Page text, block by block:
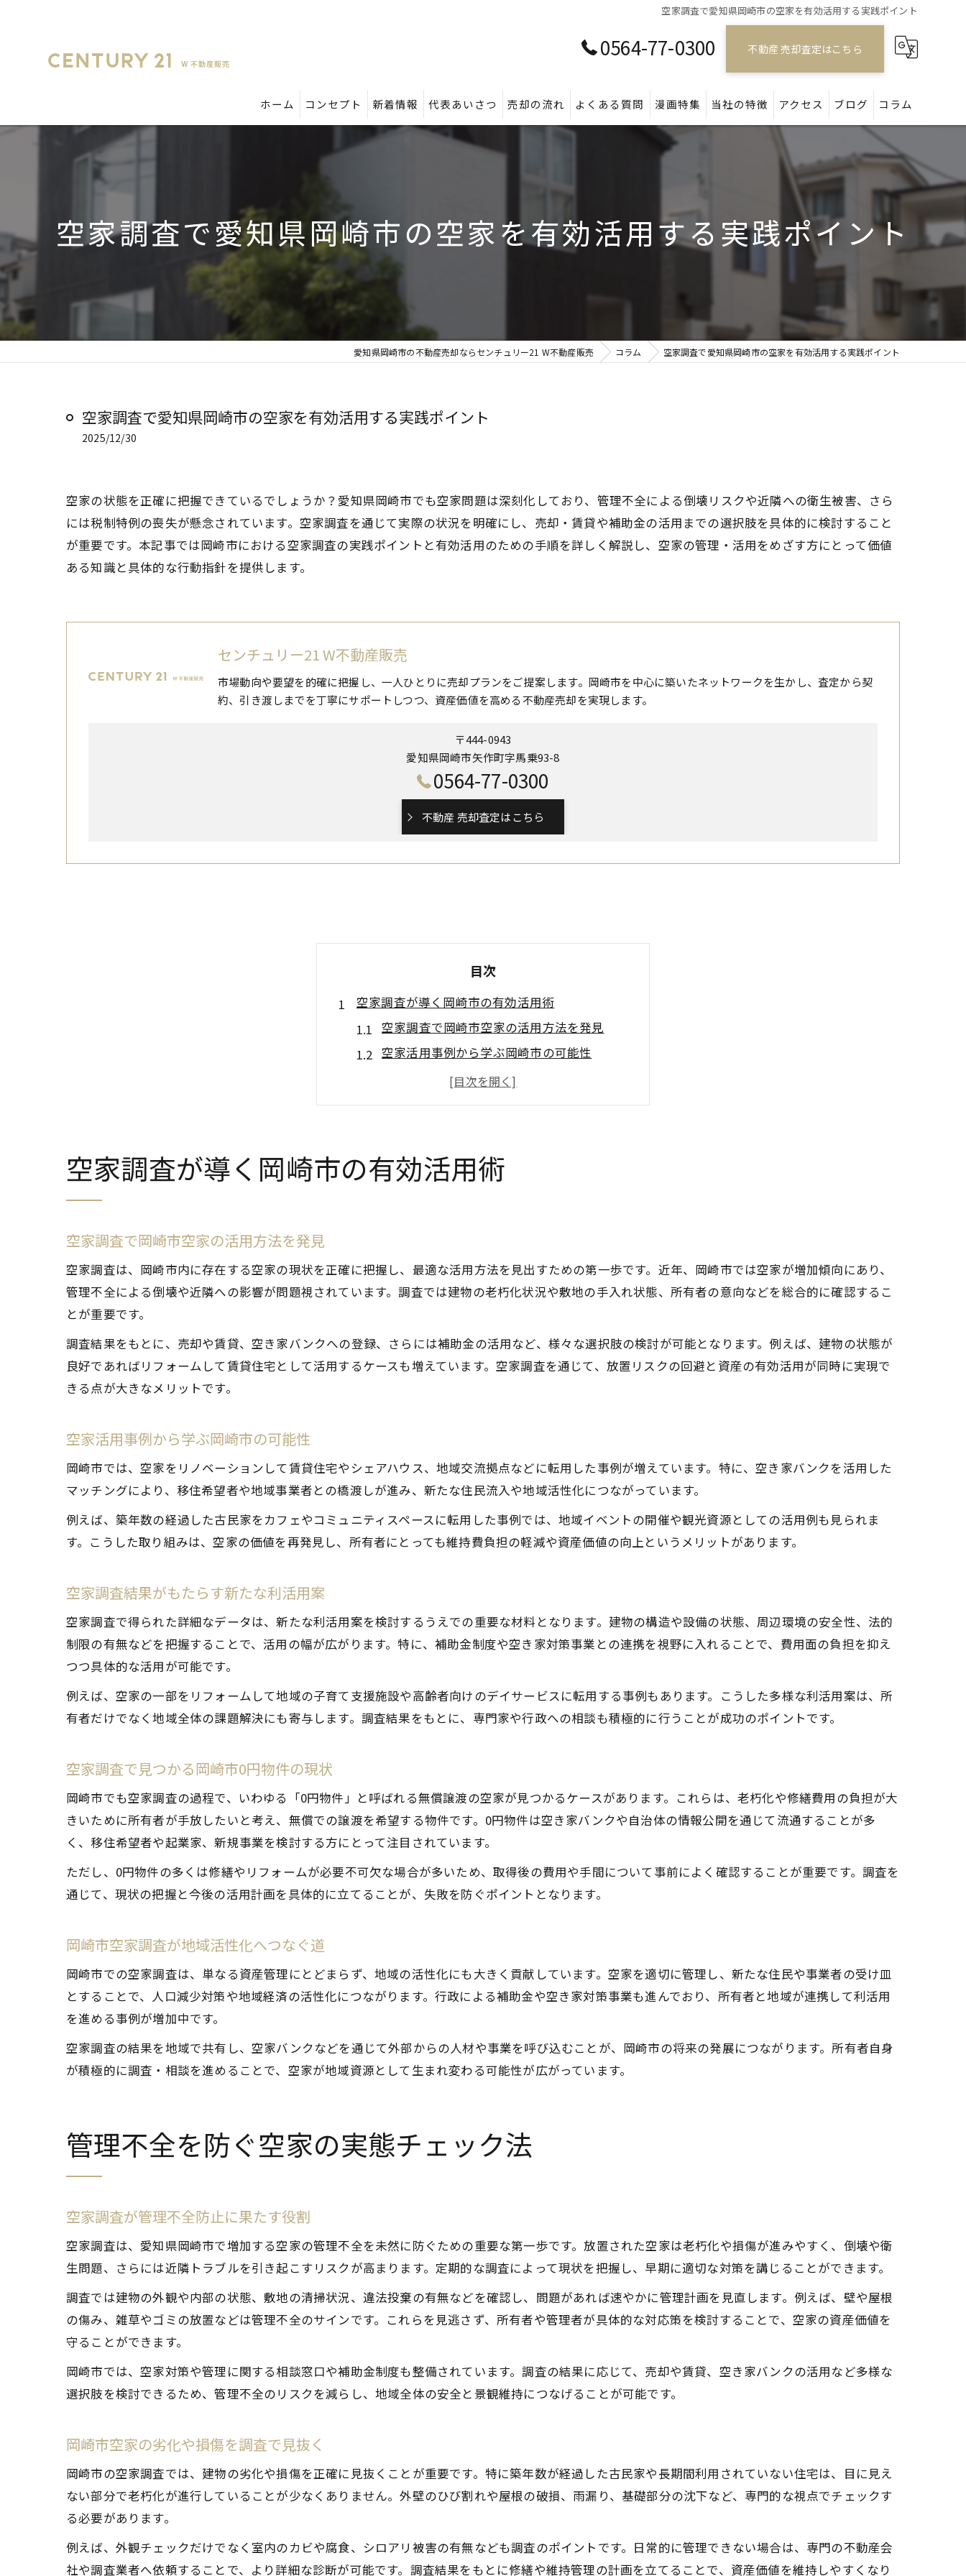
空家調査で愛知県岡崎市の空家を有効活用する実践ポイント
0564-77-0300 不動産 売却査定はこちら
ホーム コンセプト 新着情報 代表あいさつ 売却の流れ よくある質問 漫画特集 当社の特徴
アパート
アクセス ブログ コラム
空家調査で愛知県岡崎市の空家を有効活用する実践ポイント
愛知県岡崎市の不動産売却ならセンチュリー21 W不動産販売 コラム 空家調査で愛知県岡崎市の空家を有効活用する実践ポイント
空家調査で愛知県岡崎市の空家を有効活用する実践ポイント
2025/12/30
空家の状態を正確に把握できているでしょうか？愛知県岡崎市でも空家問題は深刻化しており、管理不全による倒壊リスクや近隣への衛生被害、さら
には税制特例の喪失が懸念されています。空家調査を通じて実際の状況を明確にし、売却・賃貸や補助金の活用までの選択肢を具体的に検討すること
が重要です。本記事では岡崎市における空家調査の実践ポイントと有効活用のための手順を詳しく解説し、空家の管理・活用をめざす方にとって価値
ある知識と具体的な行動指針を提供します。
センチュリー21 W不動産販売
市場動向や要望を的確に把握し、一人ひとりに売却プランをご提案します。岡崎市を中心に築いたネットワークを生かし、査定から契
約、引き渡しまでを丁寧にサポートしつつ、資産価値を高める不動産売却を実現します。
〒444-0943
愛知県岡崎市矢作町字馬乗93-8
0564-77-0300
不動産 売却査定はこちら
目次
空家調査が導く岡崎市の有効活用術
空家調査で岡崎市空家の活用方法を発見
空家活用事例から学ぶ岡崎市の可能性
空家調査結果がもたらす新たな利活用案
空家調査で見つかる岡崎市0円物件の現状
管理不全を防ぐ空家の実態チェック法
空家調査が管理不全防止に果たす役割
空家調査で特定空家指定を回避する方法
補助金も視野に入れた岡崎市空家対策
岡崎市空家補助金の申請に役立つ調査法
空家調査で相続空家の名義確認を徹底
名義変更前の空家調査がもたらす安心感
古民家空家調査で発見する再生の魅力
岡崎市古民家物件の空家調査活用法
古民家空家を活かすための調査ポイント
岡崎市空家調査で賃貸や売却の道を探る
空家調査をもとに活用プランを具体化
空家調査の専門家活用で失敗を防ぐ
空家調査が導く岡崎市の有効活用術
空家調査で岡崎市空家の活用方法を発見
空家調査は、岡崎市内に存在する空家の現状を正確に把握し、最適な活用方法を見出すための第一歩です。近年、岡崎市では空家が増加傾向にあり、
管理不全による倒壊や近隣への影響が問題視されています。調査では建物の老朽化状況や敷地の手入れ状態、所有者の意向などを総合的に確認するこ
とが重要です。
調査結果をもとに、売却や賃貸、空き家バンクへの登録、さらには補助金の活用など、様々な選択肢の検討が可能となります。例えば、建物の状態が
良好であればリフォームして賃貸住宅として活用するケースも増えています。空家調査を通じて、放置リスクの回避と資産の有効活用が同時に実現で
きる点が大きなメリットです。
空家活用事例から学ぶ岡崎市の可能性
岡崎市では、空家をリノベーションして賃貸住宅やシェアハウス、地域交流拠点などに転用した事例が増えています。特に、空き家バンクを活用した
マッチングにより、移住希望者や地域事業者との橋渡しが進み、新たな住民流入や地域活性化につながっています。
例えば、築年数の経過した古民家をカフェやコミュニティスペースに転用した事例では、地域イベントの開催や観光資源としての活用例も見られま
す。こうした取り組みは、空家の価値を再発見し、所有者にとっても維持費負担の軽減や資産価値の向上というメリットがあります。
空家調査結果がもたらす新たな利活用案
空家調査で得られた詳細なデータは、新たな利活用案を検討するうえでの重要な材料となります。建物の構造や設備の状態、周辺環境の安全性、法的
制限の有無などを把握することで、活用の幅が広がります。特に、補助金制度や空き家対策事業との連携を視野に入れることで、費用面の負担を抑え
つつ具体的な活用が可能です。
例えば、空家の一部をリフォームして地域の子育て支援施設や高齢者向けのデイサービスに転用する事例もあります。こうした多様な利活用案は、所
有者だけでなく地域全体の課題解決にも寄与します。調査結果をもとに、専門家や行政への相談も積極的に行うことが成功のポイントです。
空家調査で見つかる岡崎市0円物件の現状
岡崎市でも空家調査の過程で、いわゆる「0円物件」と呼ばれる無償譲渡の空家が見つかるケースがあります。これらは、老朽化や修繕費用の負担が大
きいために所有者が手放したいと考え、無償での譲渡を希望する物件です。0円物件は空き家バンクや自治体の情報公開を通じて流通することが多
く、移住希望者や起業家、新規事業を検討する方にとって注目されています。
ただし、0円物件の多くは修繕やリフォームが必要不可欠な場合が多いため、取得後の費用や手間について事前によく確認することが重要です。調査を
通じて、現状の把握と今後の活用計画を具体的に立てることが、失敗を防ぐポイントとなります。
岡崎市空家調査が地域活性化へつなぐ道
岡崎市での空家調査は、単なる資産管理にとどまらず、地域の活性化にも大きく貢献しています。空家を適切に管理し、新たな住民や事業者の受け皿
とすることで、人口減少対策や地域経済の活性化につながります。行政による補助金や空き家対策事業も進んでおり、所有者と地域が連携して利活用
を進める事例が増加中です。
空家調査の結果を地域で共有し、空家バンクなどを通じて外部からの人材や事業を呼び込むことが、岡崎市の将来の発展につながります。所有者自身
が積極的に調査・相談を進めることで、空家が地域資源として生まれ変わる可能性が広がっています。
管理不全を防ぐ空家の実態チェック法
空家調査が管理不全防止に果たす役割
空家調査は、愛知県岡崎市で増加する空家の管理不全を未然に防ぐための重要な第一歩です。放置された空家は老朽化や損傷が進みやすく、倒壊や衛
生問題、さらには近隣トラブルを引き起こすリスクが高まります。定期的な調査によって現状を把握し、早期に適切な対策を講じることができます。
調査では建物の外観や内部の状態、敷地の清掃状況、違法投棄の有無などを確認し、問題があれば速やかに管理計画を見直します。例えば、壁や屋根
の傷み、雑草やゴミの放置などは管理不全のサインです。これらを見逃さず、所有者や管理者が具体的な対応策を検討することで、空家の資産価値を
守ることができます。
岡崎市では、空家対策や管理に関する相談窓口や補助金制度も整備されています。調査の結果に応じて、売却や賃貸、空き家バンクの活用など多様な
選択肢を検討できるため、管理不全のリスクを減らし、地域全体の安全と景観維持につなげることが可能です。
岡崎市空家の劣化や損傷を調査で見抜く
岡崎市の空家調査では、建物の劣化や損傷を正確に見抜くことが重要です。特に築年数が経過した古民家や長期間利用されていない住宅は、目に見え
ない部分で老朽化が進行していることが少なくありません。外壁のひび割れや屋根の破損、雨漏り、基礎部分の沈下など、専門的な視点でチェックす
る必要があります。
例えば、外観チェックだけでなく室内のカビや腐食、シロアリ被害の有無なども調査のポイントです。日常的に管理できない場合は、専門の不動産会
社や調査業者へ依頼することで、より詳細な診断が可能です。調査結果をもとに修繕や維持管理の計画を立てることで、資産価値を維持しやすくなり